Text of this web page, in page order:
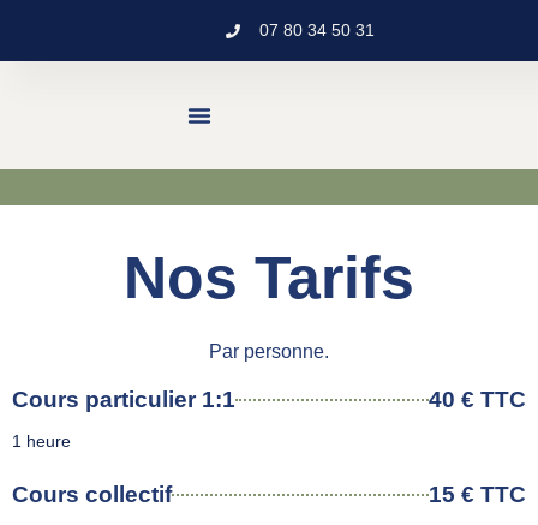
07 80 34 50 31
Nos Tarifs
Par personne.
Cours particulier 1:1 40 € TTC
1 heure
Cours collectif 15 € TTC